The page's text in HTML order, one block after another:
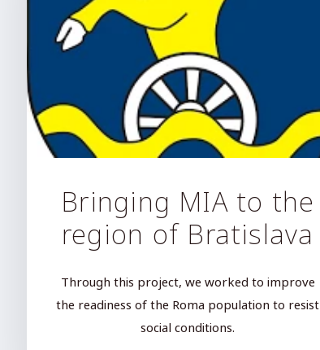
Bringing MIA to the
region of Bratislava
Through this project, we worked to improve
the readiness of the Roma population to resist
social conditions.